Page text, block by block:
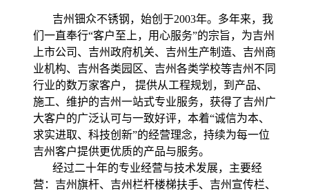
吉州钿众不锈钢，始创于2003年。多年来，我
们一直奉行“客户至上，用心服务”的宗旨，为吉州
上市公司、吉州政府机关、吉州生产制造、吉州商
业机构、吉州各类园区、吉州各类学校等吉州不同
行业的数万家客户， 提供从工程规划，到产品、
施工、维护的吉州一站式专业服务，获得了吉州广
大客户的广泛认可与一致好评，本着“诚信为本、
求实进取、科技创新”的经营理念，持续为每一位
吉州客户提供更优质的产品与服务。
经过二十年的专业经营与技术发展，主要经
营：吉州旗杆、吉州栏杆楼梯扶手、吉州宣传栏、